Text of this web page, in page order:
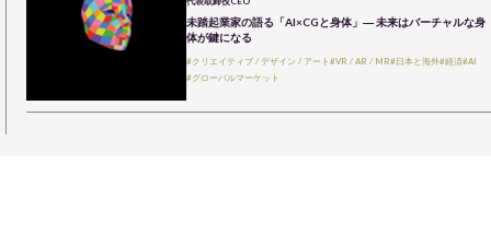
未踏起業家の語る「AI×CGと身体」― 未来はバーチャルな身
体が鍵になる
#クリエイティブ / デザイン / アート #VR / AR / MR#日本と海外#経済#AI
#グローバルマーケット